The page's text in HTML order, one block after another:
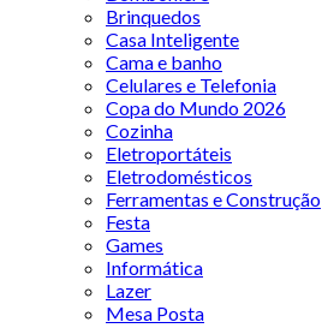
Brinquedos
Casa Inteligente
Cama e banho
Celulares e Telefonia
Copa do Mundo 2026
Cozinha
Eletroportáteis
Eletrodomésticos
Ferramentas e Construção
Festa
Games
Informática
Lazer
Mesa Posta